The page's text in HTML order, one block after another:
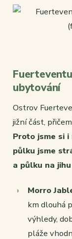
ubytování
Ostrov
jižní část,
Proto jsme si
půlku jsme
a půlku na
Morro
km dlouhá
výhledy,
pláže